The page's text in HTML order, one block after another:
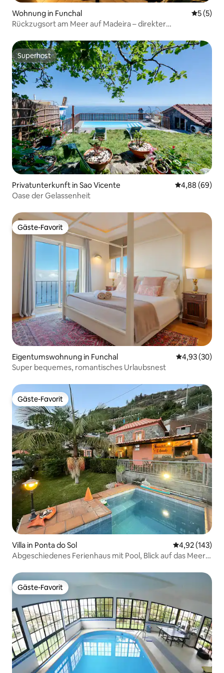
Wohnung in Funchal
5 (5)
Rückzugsort am Meer auf Madeira – direkter
Superhost
Superhost
Privatunterkunft in Sao Vicente
4,88 (69)
Oase der Gelassenheit
Gäste-Favorit
Gäste-Favorit
Eigentumswohnung in Funchal
4,93 (30)
Super bequemes, romantisches Urlaubsnest
Gäste-Favorit
Gäste-Favorit
Villa in Ponta do Sol
4,92 (143)
Abgeschiedenes Ferienhaus mit Pool, Blick auf das Meer,
Gäste-Favorit
Gäste-Favorit